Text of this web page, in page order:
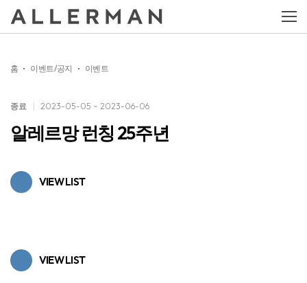
홈 이벤트/공지 이벤트
종료 2023-05-05 ~ 2023-06-06
알레르망 런칭 25주년
VIEW LIST
VIEW LIST